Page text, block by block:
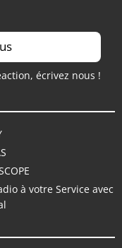
écrivez nous !
à votre Service avec